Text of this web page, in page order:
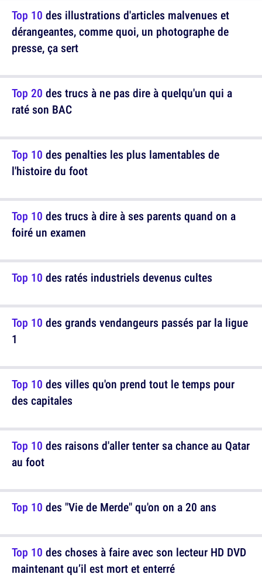
Top 10 des illustrations d'articles malvenues et
dérangeantes, comme quoi, un photographe de
presse, ça sert
Top 10 des penalties les plus lamentables de
l'histoire du foot
Top 10 des ratés industriels devenus cultes
Top 10 des grands vendangeurs passés par la ligue
1
Top 10 des raisons d'aller tenter sa chance au Qatar
au foot
Top 20 des trucs à ne pas dire à quelqu'un qui a
raté son BAC
Top 10 des trucs à dire à ses parents quand on a
foiré un examen
Top 10 des villes qu'on prend tout le temps pour
des capitales
Top 10 des "Vie de Merde" qu'on on a 20 ans
Top 10 des choses à faire avec son lecteur HD DVD
maintenant qu’il est mort et enterré